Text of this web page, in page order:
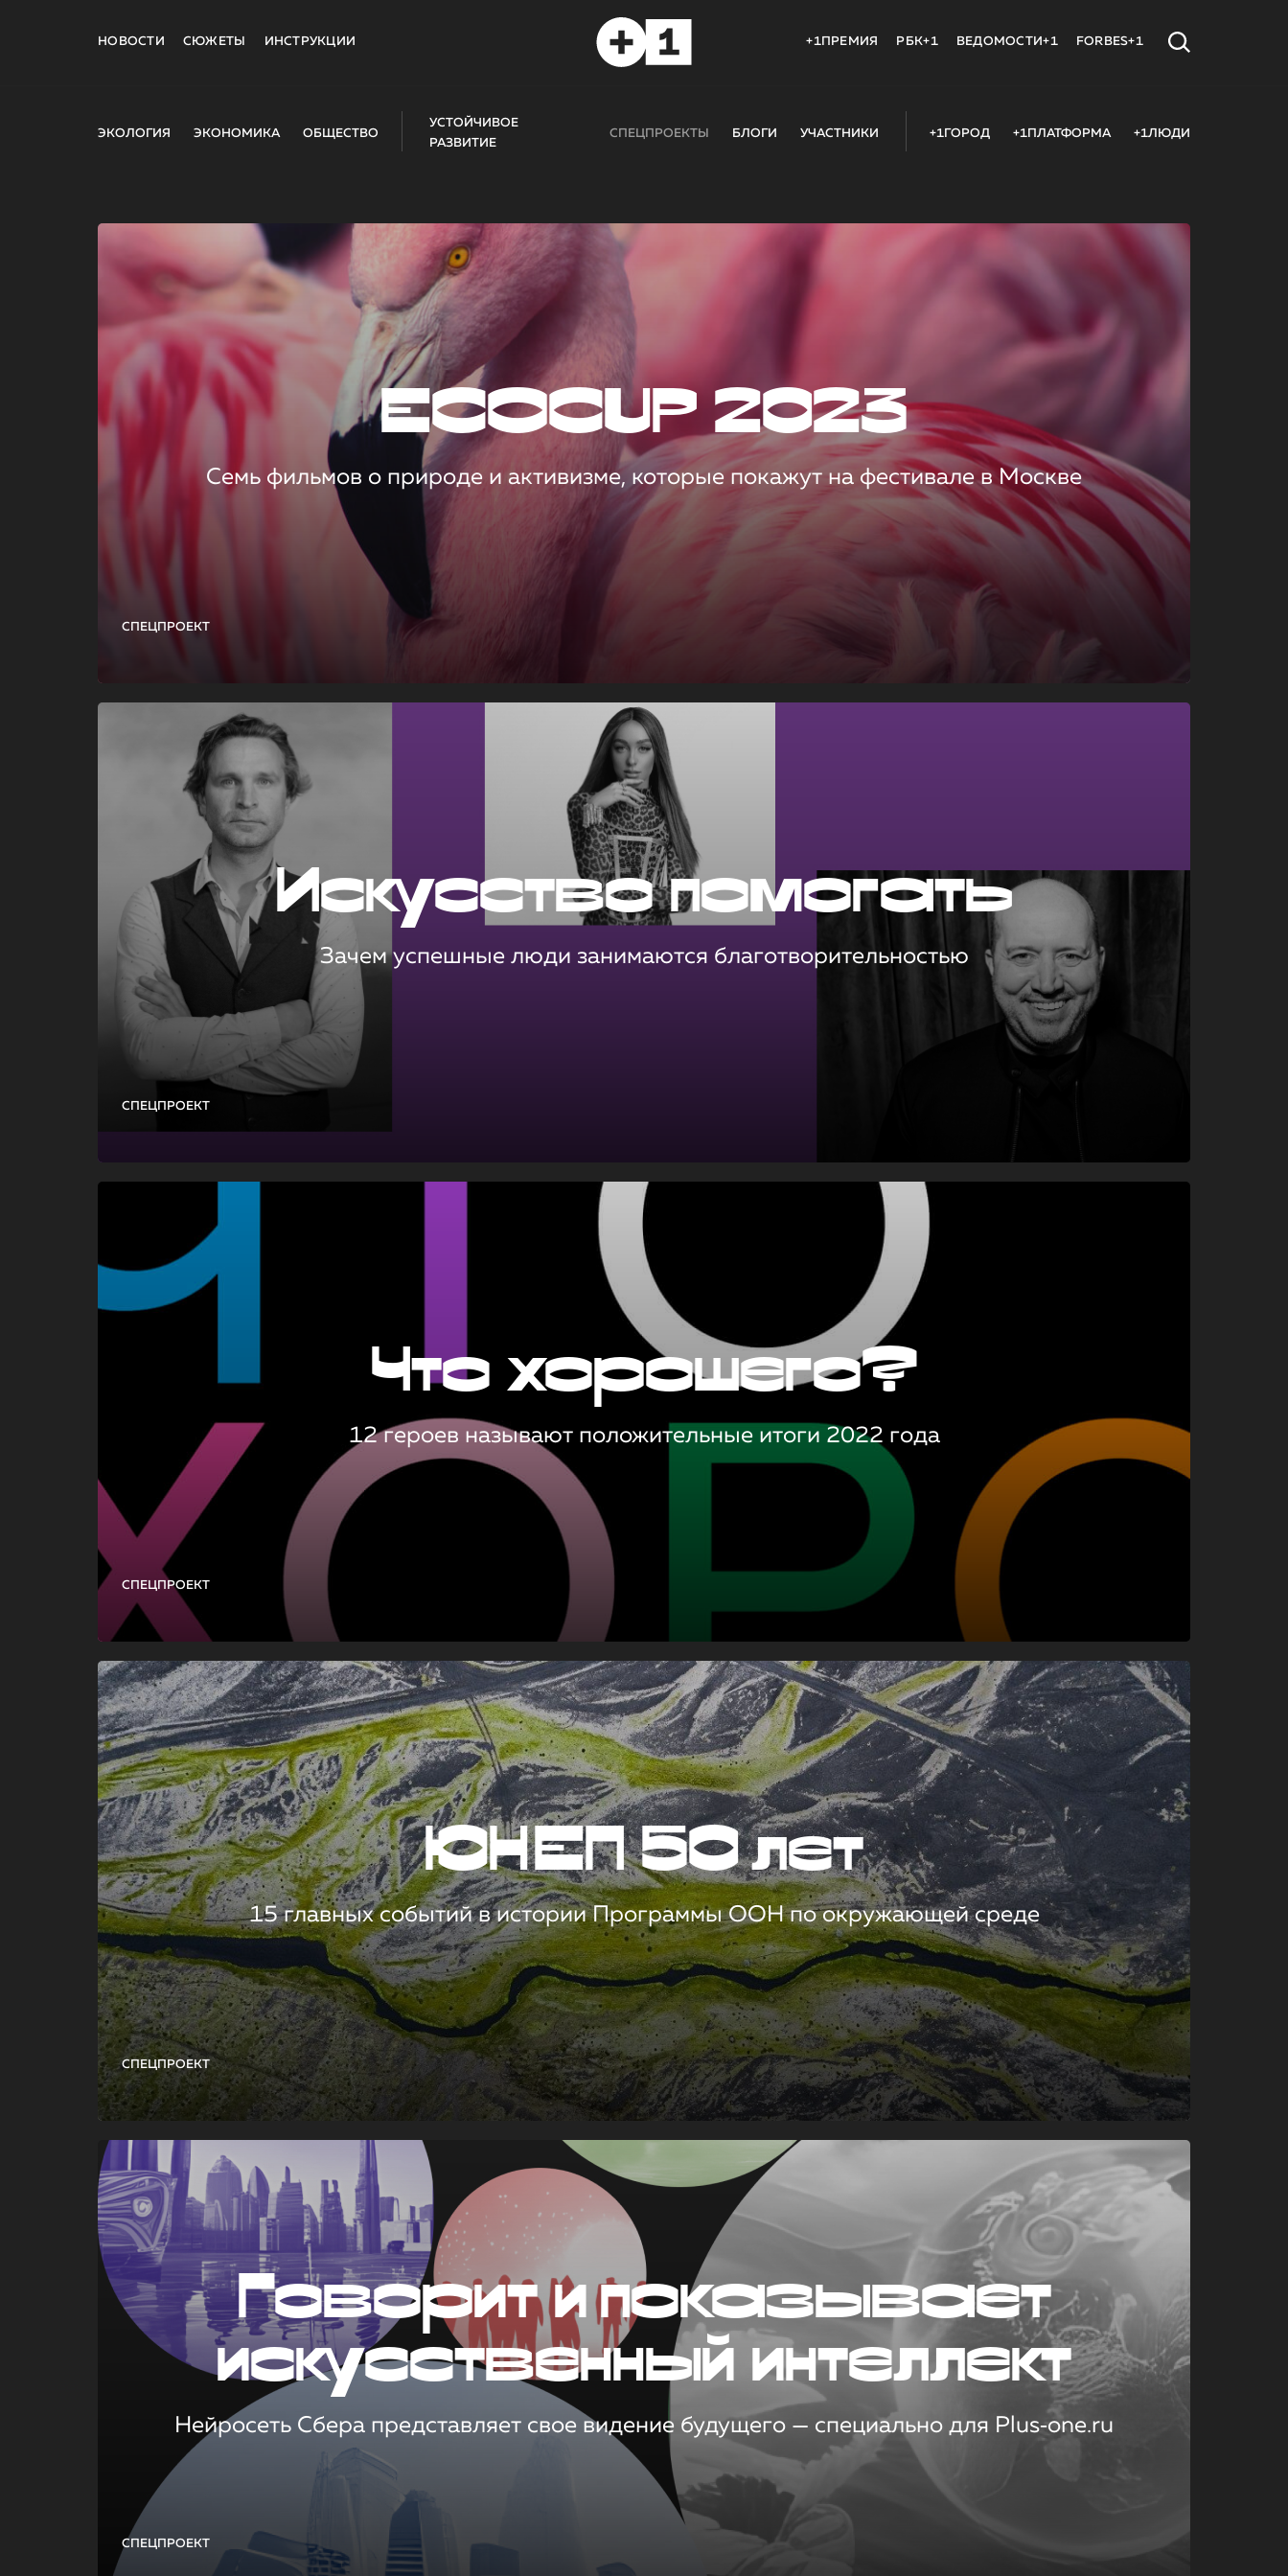
НОВОСТИ СЮЖЕТЫ ИНСТРУКЦИИ +1ПРЕМИЯ РБК+1 ВЕДОМОСТИ+1 FORBES+1
ЭКОЛОГИЯ ЭКОНОМИКА ОБЩЕСТВО
УСТОЙЧИВОЕ
РАЗВИТИЕ
СПЕЦПРОЕКТЫ БЛОГИ УЧАСТНИКИ +1ГОРОД +1ПЛАТФОРМА +1ЛЮДИ
СПЕЦПРОЕКТ
ECOCUP 2023
Семь фильмов о природе и активизме, которые покажут на фестивале в Москве
СПЕЦПРОЕКТ
Искусство помогать
Зачем успешные люди занимаются благотворительностью
СПЕЦПРОЕКТ
Что хорошего?
12 героев называют положительные итоги 2022 года
СПЕЦПРОЕКТ
ЮНЕП 50 лет
15 главных событий в истории Программы ООН по окружающей среде
СПЕЦПРОЕКТ
Говорит и показывает
искусственный интеллект
Нейросеть Сбера представляет свое видение будущего — специально для Plus‑one.ru